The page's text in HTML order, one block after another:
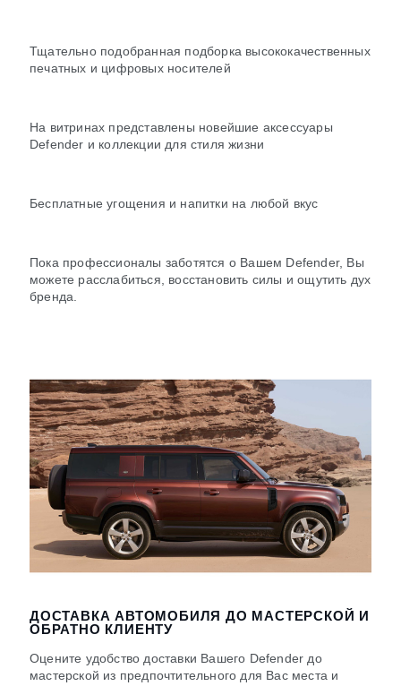
Тщательно подобранная подборка высококачественных
печатных и цифровых носителей
На витринах представлены новейшие аксессуары
Defender и коллекции для стиля жизни
Бесплатные угощения и напитки на любой вкус
Пока профессионалы заботятся о Вашем Defender, Вы
можете расслабиться, восстановить силы и ощутить дух
бренда.
ДОСТАВКА АВТОМОБИЛЯ ДО МАСТЕРСКОЙ И
ОБРАТНО КЛИЕНТУ
Оцените удобство доставки Вашего Defender до
мастерской из предпочтительного для Вас места и